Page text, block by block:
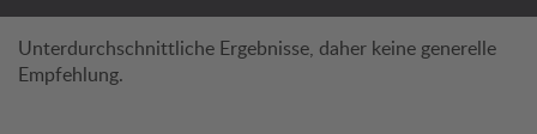
Unterdurchschnittliche Ergebnisse, daher keine generelle
Empfehlung.